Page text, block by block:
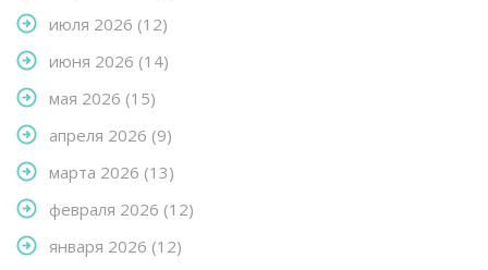
июля 2026 (12)
июня 2026 (14)
мая 2026 (15)
апреля 2026 (9)
марта 2026 (13)
февраля 2026 (12)
января 2026 (12)